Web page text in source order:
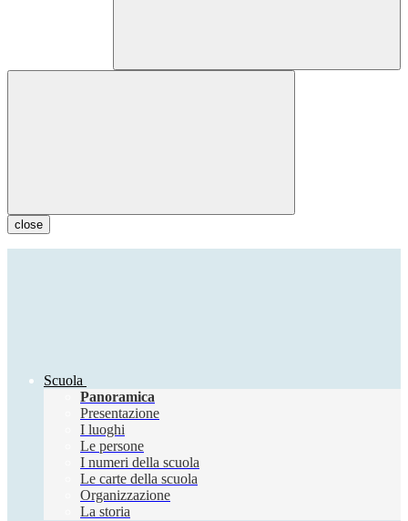
close
Scuola
Panoramica
Presentazione
I luoghi
Le persone
I numeri della scuola
Le carte della scuola
Organizzazione
La storia